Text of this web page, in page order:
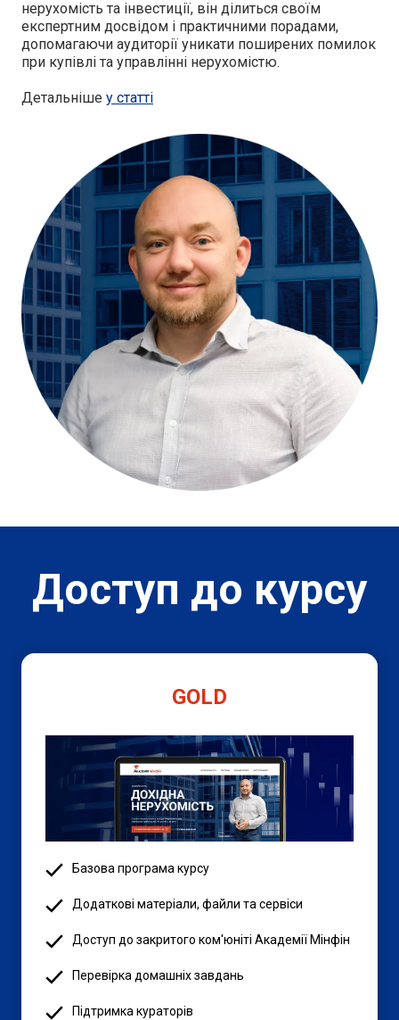
нерухомість та інвестиції, він ділиться своїм
експертним досвідом і практичними порадами,
допомагаючи аудиторії уникати поширених помилок
при купівлі та управлінні нерухомістю.
Детальніше у статті
Доступ до курсу
GOLD
Базова програма курсу
Додаткові матеріали, файли та сервіси
Доступ до закритого ком'юніті Академії Мінфін
Перевірка домашніх завдань
Підтримка кураторів